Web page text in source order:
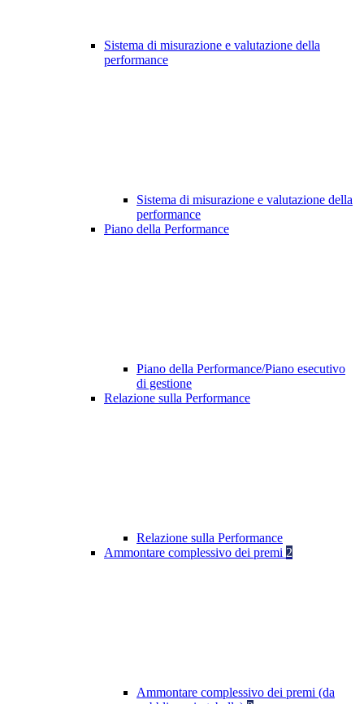
Sistema di misurazione e valutazione della
performance
Sistema di misurazione e valutazione della
performance
Piano della Performance
Piano della Performance/Piano esecutivo
di gestione
Relazione sulla Performance
Relazione sulla Performance
Ammontare complessivo dei premi 2
Ammontare complessivo dei premi (da